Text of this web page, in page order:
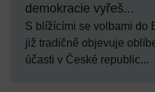
demokracie vyřeš...
S blížícími se volbami do
již tradičně objevuje
účasti v České republic...